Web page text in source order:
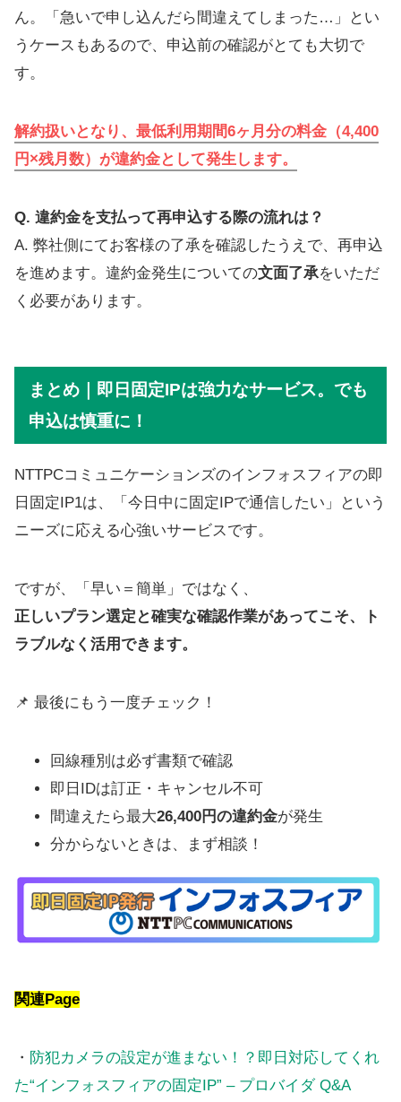
ん。「急いで申し込んだら間違えてしまった…」とい
うケースもあるので、申込前の確認がとても大切で
す。
解約扱いとなり、最低利用期間6ヶ月分の料金（4,400
円×残月数）が違約金として発生します。
Q. 違約金を支払って再申込する際の流れは？
A. 弊社側にてお客様の了承を確認したうえで、再申込
を進めます。違約金発生についての文面了承をいただ
く必要があります。
まとめ｜即日固定IPは強力なサービス。でも
申込は慎重に！
NTTPCコミュニケーションズのインフォスフィアの即
日固定IP1は、「今日中に固定IPで通信したい」という
ニーズに応える心強いサービスです。
ですが、「早い＝簡単」ではなく、
正しいプラン選定と確実な確認作業があってこそ、ト
ラブルなく活用できます。
📌 最後にもう一度チェック！
回線種別は必ず書類で確認
即日IDは訂正・キャンセル不可
間違えたら最大26,400円の違約金が発生
分からないときは、まず相談！
関連Page
・ 防犯カメラの設定が進まない！？即日対応してくれ
た“インフォスフィアの固定IP” – プロバイダ Q&A